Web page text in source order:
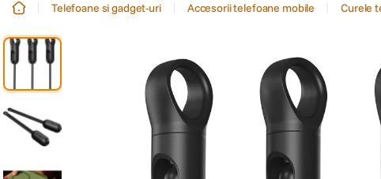
trepied
4. peak design
lavaliera
. canon sx740 hs
Telefoane si gadget-uri Accesorii telefoane mobile Curele